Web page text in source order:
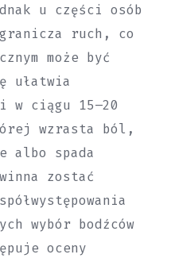
u części osób
ruch, co
może być
ułatwia
w ciągu 15–20
wzrasta ból,
albo spada
zostać
wybór bodźców
oceny